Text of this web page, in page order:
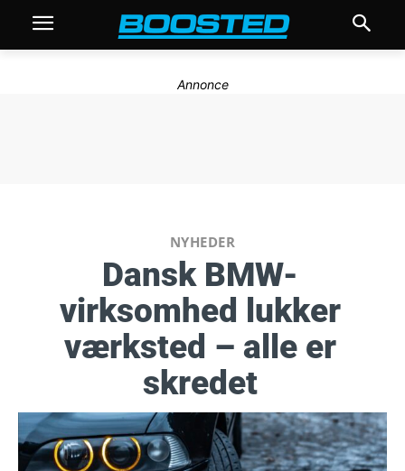
Annonce
NYHEDER
Dansk BMW-
virksomhed lukker
værksted – alle er
skredet